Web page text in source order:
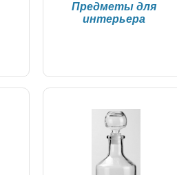
Предметы для
интерьера